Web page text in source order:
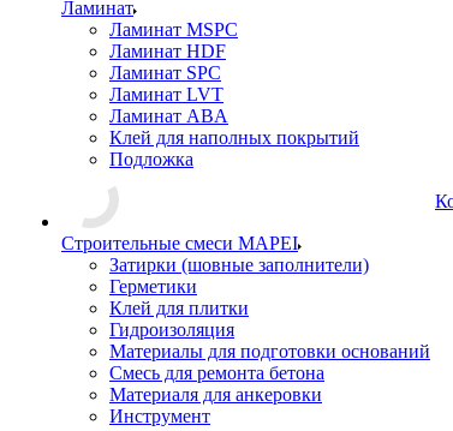
Ламинат
Ламинат MSPC
Ламинат HDF
Ламинат SPC
Ламинат LVT
Ламинат ABA
Клей для наполных покрытий
Подложка
Строительные смеси MAPEI
Затирки (шовные заполнители)
Герметики
Клей для плитки
Гидроизоляция
Материалы для подготовки оснований
Смесь для ремонта бетона
Материаля для анкеровки
Инструмент